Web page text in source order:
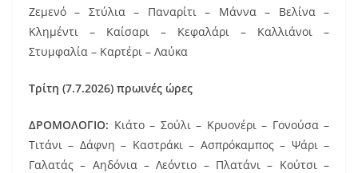
Ζεμενό – Στύλια – Παναρίτι – Μάννα – Βελίνα –
Κλημέντι – Καίσαρι – Κεφαλάρι – Καλλιάνοι –
Στυμφαλία – Καρτέρι – Λαύκα
Τρίτη (7.7.2026) πρωινές ώρες
ΔΡΟΜΟΛΟΓΙΟ: Κιάτο – Σούλι – Κρυονέρι – Γονούσα –
Τιτάνι – Δάφνη – Καστράκι – Ασπρόκαμπος – Ψάρι –
Γαλατάς – Αηδόνια – Λεόντιο – Πλατάνι – Κούτσι –